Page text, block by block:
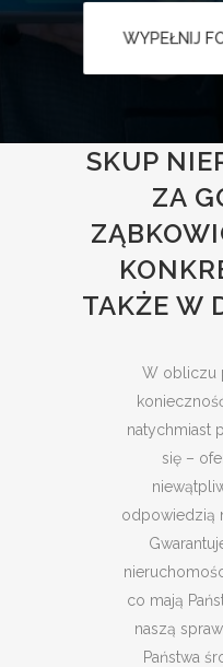
WYPEŁNIJ
SKUP
ZA
TAKŻE W
W obliczu
natychmiast
się –
odpowiedzią
co mają
naszą
Państwa